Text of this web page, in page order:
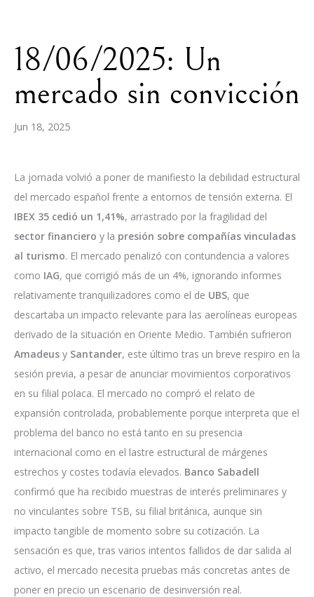
18/06/2025: Un
mercado sin convicción
Jun 18, 2025
La jornada volvió a poner de manifiesto la debilidad estructural
del mercado español frente a entornos de tensión externa. El
IBEX 35 cedió un 1,41%, arrastrado por la fragilidad del
sector financiero y la presión sobre compañías vinculadas
al turismo. El mercado penalizó con contundencia a valores
como IAG, que corrigió más de un 4%, ignorando informes
relativamente tranquilizadores como el de UBS, que
descartaba un impacto relevante para las aerolíneas europeas
derivado de la situación en Oriente Medio. También sufrieron
Amadeus y Santander, este último tras un breve respiro en la
sesión previa, a pesar de anunciar movimientos corporativos
en su filial polaca. El mercado no compró el relato de
expansión controlada, probablemente porque interpreta que el
problema del banco no está tanto en su presencia
internacional como en el lastre estructural de márgenes
estrechos y costes todavía elevados. Banco Sabadell
confirmó que ha recibido muestras de interés preliminares y
no vinculantes sobre TSB, su filial británica, aunque sin
impacto tangible de momento sobre su cotización. La
sensación es que, tras varios intentos fallidos de dar salida al
activo, el mercado necesita pruebas más concretas antes de
poner en precio un escenario de desinversión real.